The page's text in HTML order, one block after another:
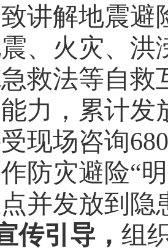
讲解地震避
、火灾、洪
救法等自救
力，累计发
现场咨询680
防灾避险“
并发放到隐
传引导， 组